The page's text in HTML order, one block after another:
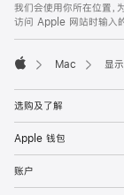
我们会使用你所在位置，
访问 Apple 网站时输入的
Mac 显
选购及了解
Apple 钱包
账户